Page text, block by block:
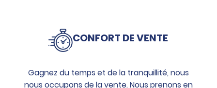
CONFORT DE VENTE
Gagnez du temps et de la tranquillité, nous
nous occupons de la vente. Nous prenons en